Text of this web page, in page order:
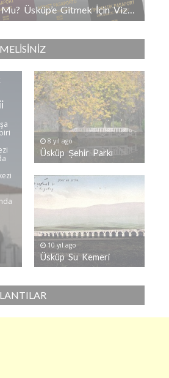
Üsküp Vize İstiyor Mu? Üsküp’e Gitmek İçin Vize Gerekli Mi?
8 yıl ago
Üsküp Şehir Parkı
10 yıl ago
Üsküp Su Kemeri